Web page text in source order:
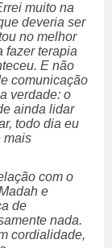
muito na
deveria ser
no melhor
fazer terapia
E não
comunicação
verdade: o
ainda lidar
todo dia eu
mais
com o
e
de
nada.
cordialidade,